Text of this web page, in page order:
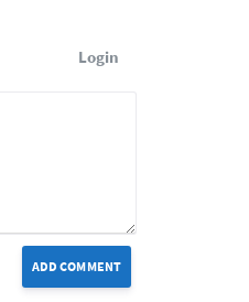
Login
ADD COMMENT